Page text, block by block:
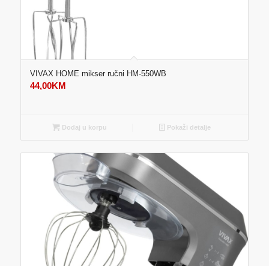
VIVAX HOME mikser ručni HM-550WB
44,00KM
Dodaj u korpu Pokaži detalje